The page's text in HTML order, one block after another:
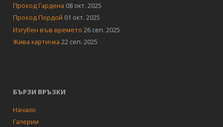
Проход Гардена 08 окт. 2025
Проход Пордой 01 окт. 2025
Изгубен във времето 26 сеп. 2025
Жива картичка 22 сеп. 2025
БЪРЗИ ВРЪЗКИ
Начало
Галерии